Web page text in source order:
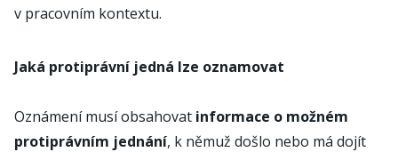
v pracovním kontextu.
Jaká protiprávní jedná lze oznamovat
Oznámení musí obsahovat informace o možném
protiprávním jednání, k němuž došlo nebo má dojít